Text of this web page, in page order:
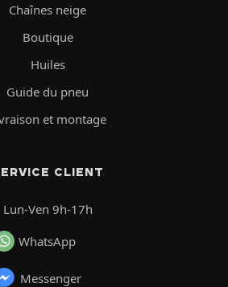
Chaînes neige
Boutique
Huiles
Guide du pneu
et montage
CLIENT
Lun-Ven 9h-17h
WhatsApp
Messenger